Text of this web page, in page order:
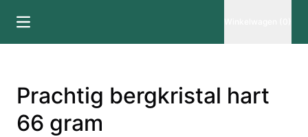
Prachtig bergkristal hart
66 gram